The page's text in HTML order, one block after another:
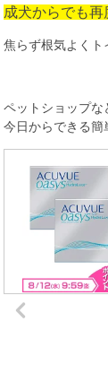
成犬からでも再
焦らず根気よくト
ペットショップな
今日からできる簡